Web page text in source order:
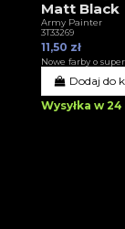
Matt Black
Army Painter
3T33269
11,50 zł
Nowe farby o
Dodaj do
Wysyłka w